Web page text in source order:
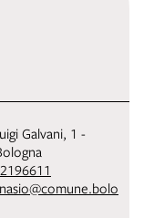
Galvani, 1 -